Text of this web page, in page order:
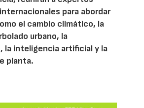
para abordar
el cambio climático, la
urbano, la
la inteligencia artificial y la
planta.